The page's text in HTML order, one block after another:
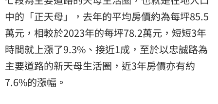
中的「正天母」，去年的平均房價約為每坪85.5
萬元，相較於2023年的每坪78.2萬元，短短3年
時間就上漲了9.3%、接近1成，至於以忠誠路為
主要道路的新天母生活圈，近3年房價亦有約
7.6%的漲幅。